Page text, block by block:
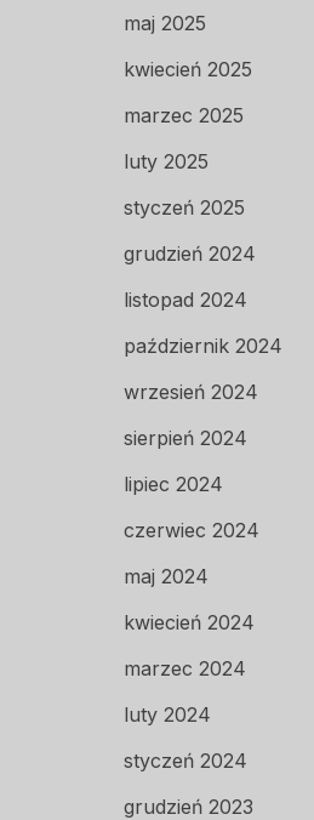
maj 2025
kwiecień 2025
marzec 2025
luty 2025
styczeń 2025
grudzień 2024
listopad 2024
październik 2024
wrzesień 2024
sierpień 2024
lipiec 2024
czerwiec 2024
maj 2024
kwiecień 2024
marzec 2024
luty 2024
styczeń 2024
grudzień 2023